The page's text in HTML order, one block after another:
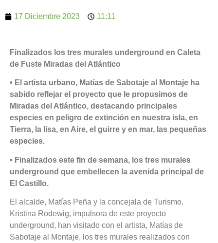
17 Diciembre 2023 11:11
Finalizados los tres murales underground en Caleta
de Fuste Miradas del Atlántico
• El artista urbano, Matías de Sabotaje al Montaje ha
sabido reflejar el proyecto que le propusimos de
Miradas del Atlántico, destacando principales
especies en peligro de extinción en nuestra isla, en
Tierra, la lisa, en Aire, el guirre y en mar, las pequeñas
especies.
• Finalizados este fin de semana, los tres murales
underground que embellecen la avenida principal de
El Castillo.
El alcalde, Matías Peña y la concejala de Turismo,
Kristina Rodewig, impulsora de este proyecto
underground, han visitado con el artista, Matías de
Sabotaje al Montaje, los tres murales realizados con